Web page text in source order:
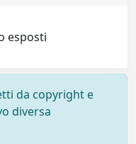
esposti
da copyright e
diversa